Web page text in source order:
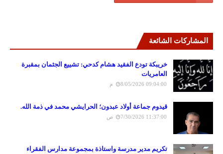
المشاركات الشائعة
خريبكة تودع الفقيد هشام كدحي: تشييع الجثمان بمقبرة
العامريات
8/05/2026 09:04:00 م
قيدوم جماعة أولاد عبدون؛ الحرايشي محمد في ذمة الله.
7/30/2026 11:37:00 ص
تكريم مدير مدرسة واستاذة بمجموعة مدارس الفقراء